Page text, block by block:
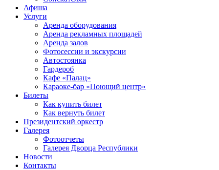
Афиша
Услуги
Аренда оборудования
Аренда рекламных площадей
Аренда залов
Фотосессии и экскурсии
Автостоянка
Гардероб
Кафе «Палац»
Караоке-бар «Поющий центр»
Билеты
Как купить билет
Как вернуть билет
Президентский оркестр
Галерея
Фотоотчеты
Галерея Дворца Республики
Новости
Контакты